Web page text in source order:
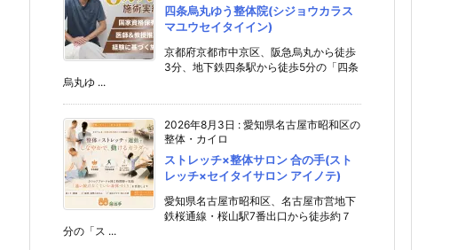
四条烏丸ゆう整体院(シジョウカラス
マユウセイタイイン)
京都府京都市中京区、阪急烏丸から徒歩
3分、地下鉄四条駅から徒歩5分の「四条
烏丸ゆ ...
2026年8月3日 : 愛知県名古屋市昭和区の
整体・カイロ
ストレッチ×整体サロン 合の手(スト
レッチ×セイタイサロン アイノテ)
愛知県名古屋市昭和区、名古屋市営地下
鉄桜通線・桜山駅7番出口から徒歩約７
分の「ス ...